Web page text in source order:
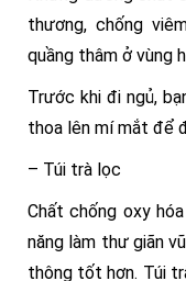
thương, chống
quầng thâm ở vùng
Trước khi đi ngủ,
thoa lên mí mắt để
– Túi trà lọc
Chất chống oxy
năng làm thư giãn
thông tốt hơn. Túi